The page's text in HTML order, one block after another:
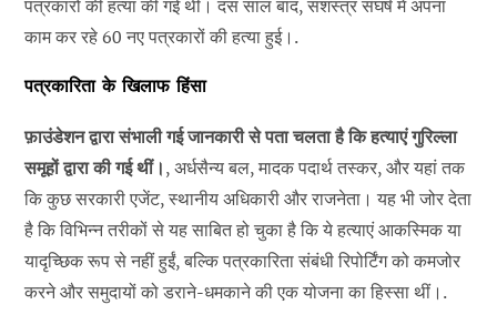
पत्रकारों की हत्या की गई थी। दस साल बाद, सशस्त्र संघर्ष में अपना
काम कर रहे 60 नए पत्रकारों की हत्या हुई।.
पत्रकारिता के खिलाफ हिंसा
फ़ाउंडेशन द्वारा संभाली गई जानकारी से पता चलता है कि हत्याएं गुरिल्ला
समूहों द्वारा की गई थीं।, अर्धसैन्य बल, मादक पदार्थ तस्कर, और यहां तक
कि कुछ सरकारी एजेंट, स्थानीय अधिकारी और राजनेता। यह भी जोर देता
है कि विभिन्न तरीकों से यह साबित हो चुका है कि ये हत्याएं आकस्मिक या
यादृच्छिक रूप से नहीं हुईं, बल्कि पत्रकारिता संबंधी रिपोर्टिंग को कमजोर
करने और समुदायों को डराने-धमकाने की एक योजना का हिस्सा थीं।.